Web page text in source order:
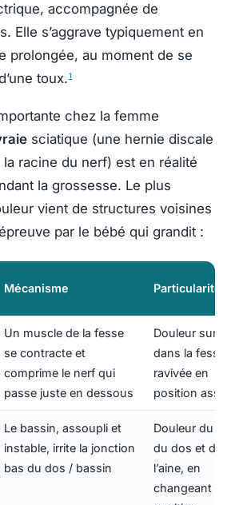
accompagnée de
Elle s’aggrave typiquement en
prolongée, au moment de se
toux.1
chez la femme
sciatique (une hernie discale
racine du nerf) est en réalité
la grossesse. Le plus
vient de structures voisines
par le bébé qui grandit :
Mécanisme Particularité
Un muscle de la fesse
se contracte et
comprime le nerf qui
passe juste en dessous
Douleur surtout
dans la fesse,
ravivée en
position assise
Le bassin, assoupli et
instable, irrite la jonction
bas du dos / bassin
Douleur du bas
du dos et de
l’aine, en
changeant de